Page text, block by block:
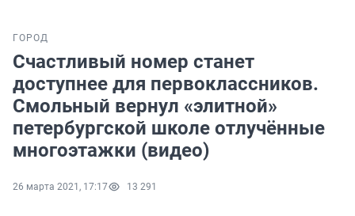
ГОРОД
Счастливый номер станет
доступнее для первоклассников.
Смольный вернул «элитной»
петербургской школе отлучённые
многоэтажки (видео)
26 марта 2021, 17:17 13 291